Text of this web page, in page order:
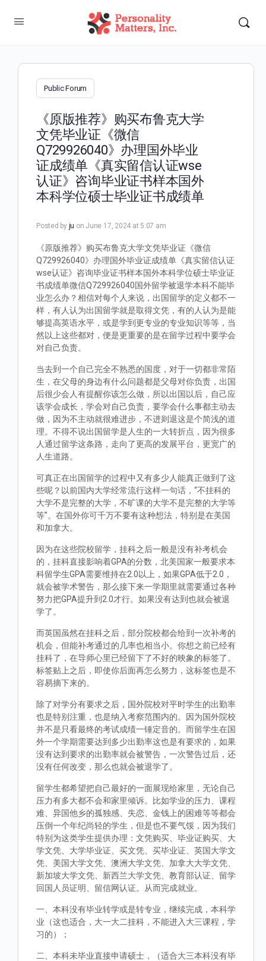
Public Forum
《原版推荐》购买布鲁克大学
文凭毕业证《微信
Q729926040》办理国外毕业
证成绩单《真实留信认证wse
认证》咨询毕业证书样本国外
本科学位硕士毕业证书成绩单
Posted by ju on June 17, 2024 at 5:07 am
《原版推荐》购买布鲁克大学文凭毕业证《微信
Q729926040》办理国外毕业证成绩单《真实留信认证
wse认证》咨询毕业证书样本国外本科学位硕士毕业证
书成绩单微信Q729926040国外留学被退学本科不能毕
业怎么办？相信对每个人来说，出国留学的定义都不一
样，有人认为出国留学就是取得文凭，有的人认为是能
够提高英语水平，或是学到更专业的专业知识等等，当
然以上这些都对，便是更重要的是在留学过程中要学会
对自己负责。
当去到一个自己完全不熟悉的国度，对于一切都非常陌
生，在父母的身边有什么问题都是父母对你负责，出国
后很少会人有提醒你该怎么做，所以出国以后，自己应
该学会成长，学会对自己负责，要学会什么事都主动去
做，因为不主动就很难进步，不进则退这是个简浅的道
理。不得不说出国留学是人生的一大转折点，因为很多
人通过留学这条路，走向了更高的发展平台，更宽广的
人生道路。
可真正在出国留学的过程中又有多少人能真正做到了这
些呢？以前国内大学经常流行这样一句话，“不挂科的
大学不是完整的大学，不旷课的大学不是完整的大学等
等”。在国外你可千万不要有这种想法，特别是在美国
和加拿大。
因为在这些院校留学，挂科之后一般是没有补考机会
的，挂科直接影响着GPA的分数，北美国家一般要求本
科留学生GPA需要维持在2.0以上，如果GPA低于2.0，
就会被学术警告，那么接下来一学期里就需要通过各种
努力把GPA提升到2.0才行。如果没有达到也就会被退
学了。
而英国虽然在挂科之后，部分院校都会给到一次补考的
机会，但能补考通过的几率也相当小。你想之前已经有
挂科了，在导师心里已经留下了不好的映象的标签了。
标签贴上之后，即使你后面再怎么努力，这标签也是不
容易摘下来的。
除了对学分有要求之后，国外院校对平时学生的出勤率
也是特别注重，也是纳入考察范围内的。因为国外院校
并不是只看最终的考试成绩一锤定音的。而留学生在国
外一个学期需要达到多少出勤率这也是有要求的，如果
没有达到要求的出勤率就会被警告，一次警告过后，还
没有任何改变，那么也就会被退学了。
留学生都希望把自己最好的一面展现给家里，无论自己
压力有多大都不会和家里倾诉。比如学业的压力、课程
难、异国他乡的孤独感、失恋、金钱上的困难等等都会
压倒一个年纪尚轻的学生，但是也不要气馁，因为我们
特别为这类学生提供办理：文凭购买、毕业证购买、大
学文凭、大学毕业证、买文凭、买毕业证、英国大学文
凭、美国大学文凭、澳洲大学文凭、加拿大大学文凭、
新加坡大学文凭、新西兰大学文凭、教育部认证、留学
回国人员证明、留信网认证。从而完成就业。
一、本科没有毕业转学或是转专业，继续完成，本科学
业（这也适合，大一大二挂科，不能进入大三课程，学
习的）；
二、本科未毕业直接申请硕士，（适合大三本科没有毕